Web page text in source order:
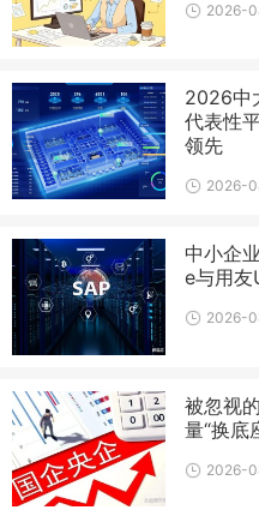
2026-
2026中
代表性
领先
2026-
中小企
e与用友
2026-
被忽视
量“换底
2026-